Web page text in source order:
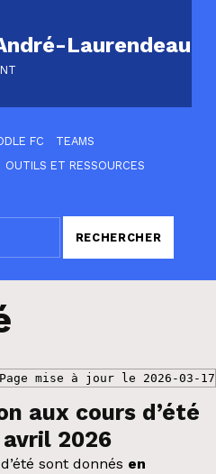
Laurendeau
FC
TEAMS
OUTILS ET RESSOURCES
Page mise à jour le 2026-03-17
aux cours d’été
avril 2026
sont donnés en